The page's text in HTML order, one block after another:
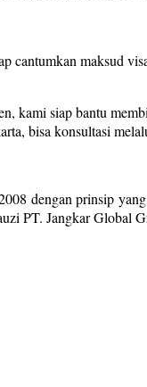
cantumkan maksud
kami siap bantu
bisa konsultasi
dengan prinsip
PT. Jangkar Global